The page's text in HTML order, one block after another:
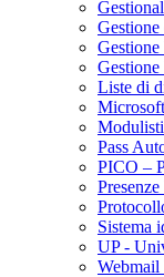
Liste di
Pass
PICO –
Sistema
UP -